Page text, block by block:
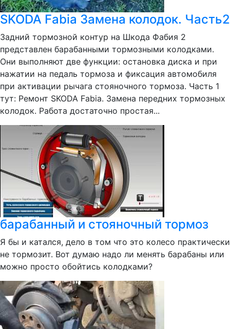
SKODA Fabia Замена колодок. Часть2
Задний тормозной контур на Шкода Фабия 2
представлен барабанными тормозными колодками.
Они выполняют две функции: остановка диска и при
нажатии на педаль тормоза и фиксация автомобиля
при активации рычага стояночного тормоза. Часть 1
тут: Ремонт SKODA Fabia. Замена передних тормозных
колодок. Работа достаточно простая...
барабанный и стояночный тормоз
Я бы и катался, дело в том что это колесо практически
не тормозит. Вот думаю надо ли менять барабаны или
можно просто обойтись колодками?